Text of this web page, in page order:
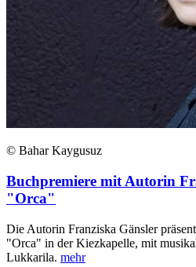
© Bahar Kaygusuz
Buchpremiere mit Autorin
"Orca"
Die Autorin Franziska Gänsler
"Orca" in der Kiezkapelle, mit
Lukkarila. mehr